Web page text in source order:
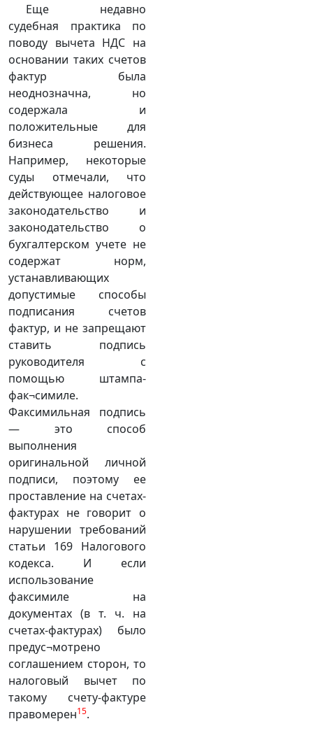
Еще недавно
судебная практика по
поводу вычета НДС на
основании таких счетов
фактур была
неоднозначна, но
содержала и
положительные для
бизнеса решения.
Например, некоторые
суды отмечали, что
действующее налоговое
законодательство и
законодательство о
бухгалтерском учете не
содержат норм,
устанавливающих
допустимые способы
подписания счетов
фактур, и не запрещают
ставить подпись
руководителя с
помощью штампа-
фак¬симиле.
Факсимильная подпись
— это способ
выполнения
оригинальной личной
подписи, поэтому ее
проставление на счетах-
фактурах не говорит о
нарушении требований
статьи 169 Налогового
кодекса. И если
использование
факсимиле на
документах (в т. ч. на
счетах-фактурах) было
предус¬мотрено
соглашением сторон, то
налоговый вычет по
такому счету-фактуре
правомерен15.